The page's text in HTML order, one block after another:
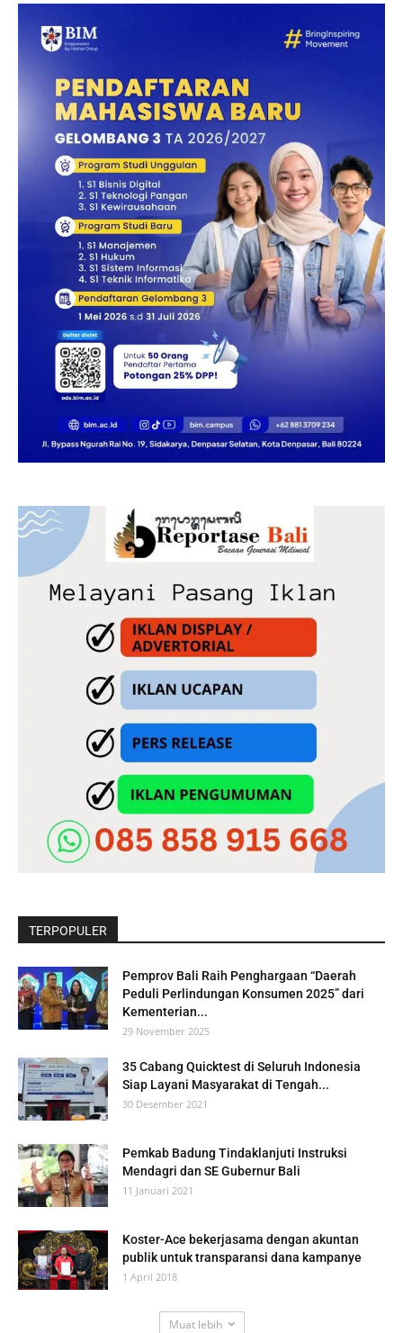
TERPOPULER
Pemprov Bali Raih Penghargaan “Daerah
Peduli Perlindungan Konsumen 2025” dari
Kementerian...
29 November 2025
35 Cabang Quicktest di Seluruh Indonesia
Siap Layani Masyarakat di Tengah...
30 Desember 2021
Pemkab Badung Tindaklanjuti Instruksi
Mendagri dan SE Gubernur Bali
11 Januari 2021
Koster-Ace bekerjasama dengan akuntan
publik untuk transparansi dana kampanye
1 April 2018
Muat lebih